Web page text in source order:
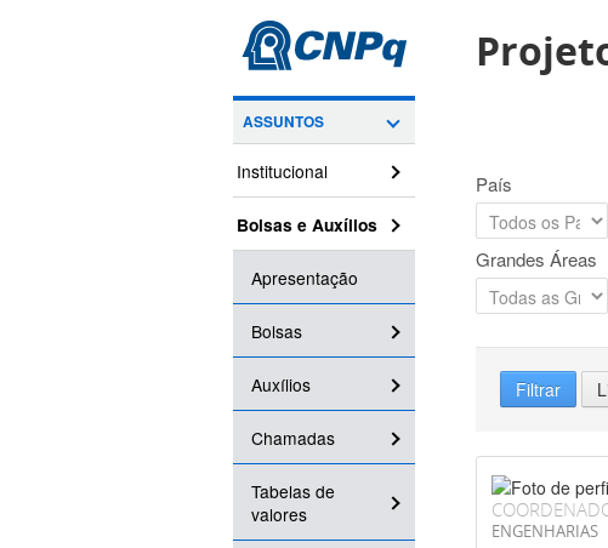
ASSUNTOS
Institucional
Bolsas e Auxílios
Apresentação
Bolsas
Auxílios
Chamadas
Tabelas de
valores
País
Grandes Áreas
Filtrar
ENGENHARIAS